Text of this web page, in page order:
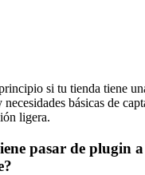
si tu tienda tiene
necesidades básicas de
ligera.
pasar de plugin